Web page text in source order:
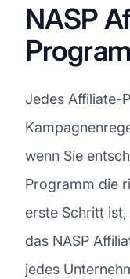
NASP
Jedes Affiliate-
wenn Sie
Programm die
erste Schritt
das NASP
jedes